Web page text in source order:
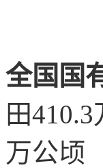
全国国
田
万公顷